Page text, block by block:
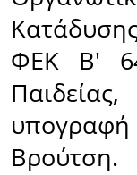
ΦΕΚ Β'
Βρούτση.